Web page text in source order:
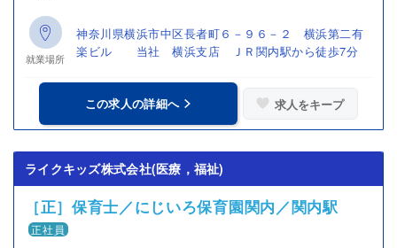
就業場所
神奈川県横浜市中区長者町６－９６－２ 横浜第二有
楽ビル 当社 横浜支店 ＪＲ関内駅から徒歩7分
この求人の詳細へ 求人をキープ
ライクキッズ株式会社(医療，福祉)
［正］保育士／にじいろ保育園関内／関内駅
正社員